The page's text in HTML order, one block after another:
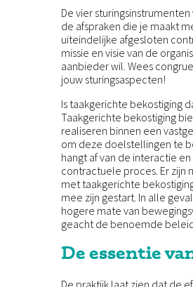
De vier
de afspraken die je maakt
uiteindelijke afgesloten
missie en visie van de
aanbieder wil. Wees
jouw sturingsaspecten!
Is taakgerichte bekostiging
Taakgerichte bekostiging
realiseren binnen een
om deze doelstellingen te
hangt af van de interactie
contractuele proces. Er
met taakgerichte
mee zijn gestart. In alle
hogere mate van
geacht de benoemde
De essentie